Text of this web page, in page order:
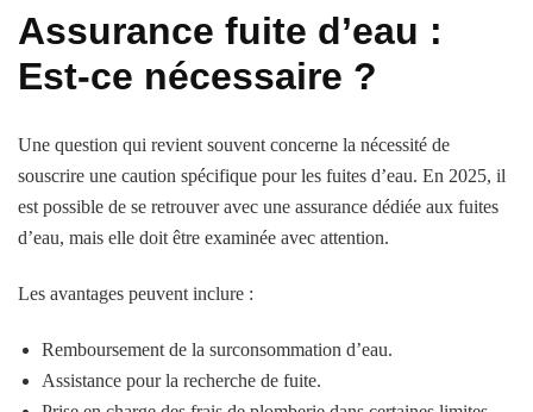
Assurance fuite d’eau :
Est-ce nécessaire ?
Une question qui revient souvent concerne la nécessité de
souscrire une caution spécifique pour les fuites d’eau. En 2025, il
est possible de se retrouver avec une assurance dédiée aux fuites
d’eau, mais elle doit être examinée avec attention.
Les avantages peuvent inclure :
Remboursement de la surconsommation d’eau.
Assistance pour la recherche de fuite.